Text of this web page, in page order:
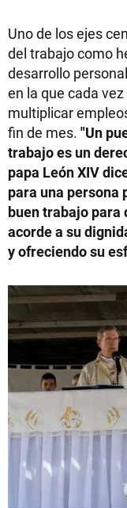
Uno de los ejes
del trabajo como
desarrollo
en la que cada
multiplicar
fin de mes. "Un
trabajo es un
papa León XIV
para una persona
buen trabajo para
acorde a su
y ofreciendo su